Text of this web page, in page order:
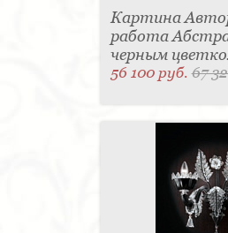
Картина
работа
черным
56 100 руб.67